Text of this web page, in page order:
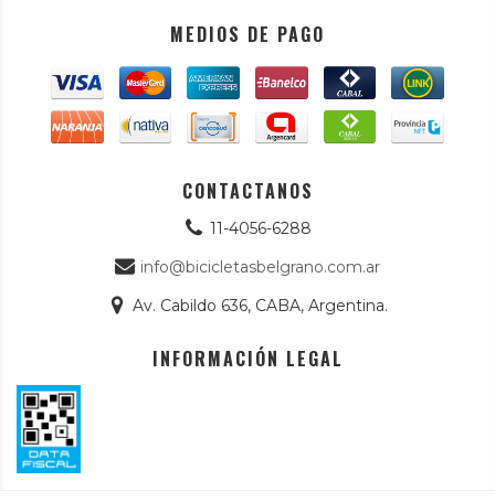
MEDIOS DE PAGO
CONTACTANOS
11-4056-6288
info@bicicletasbelgrano.com.ar
Av. Cabildo 636, CABA, Argentina.
INFORMACIÓN LEGAL